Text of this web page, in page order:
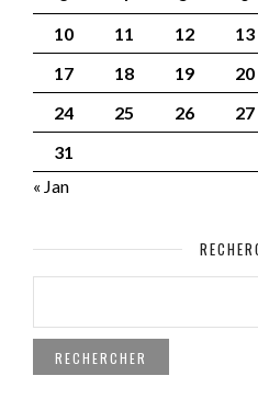
10
11 12 13
17
18 19 20
24
25 26 27
31
« Jan